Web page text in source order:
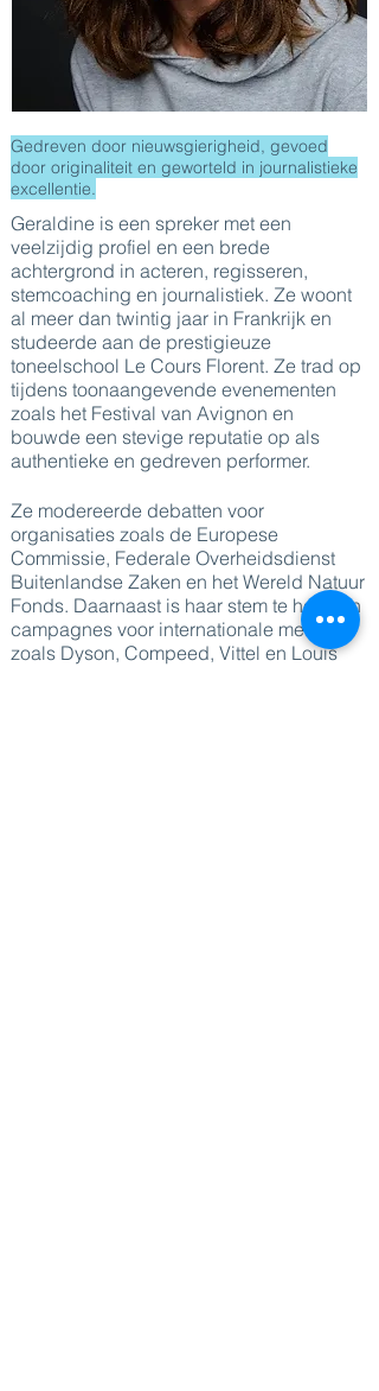
Gedreven door nieuwsgierigheid, gevoed
door originaliteit en geworteld in journalistieke
excellentie.
Geraldine is een spreker met een
veelzijdig profiel en een brede
achtergrond in acteren, regisseren,
stemcoaching en journalistiek. Ze woont
al meer dan twintig jaar in Frankrijk en
studeerde aan de prestigieuze
toneelschool Le Cours Florent. Ze trad op
tijdens toonaangevende evenementen
zoals het Festival van Avignon en
bouwde een stevige reputatie op als
authentieke en gedreven performer.
Ze modereerde debatten voor
organisaties zoals de Europese
Commissie, Federale Overheidsdienst
Buitenlandse Zaken en het Wereld Natuur
Fonds. Daarnaast is haar stem te horen in
campagnes voor internationale merken
zoals Dyson, Compeed, Vittel en Louis